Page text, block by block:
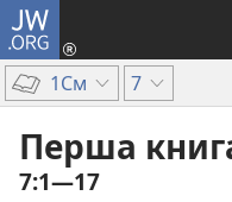
JW.ORG
1См 7
Перша
7:1—17